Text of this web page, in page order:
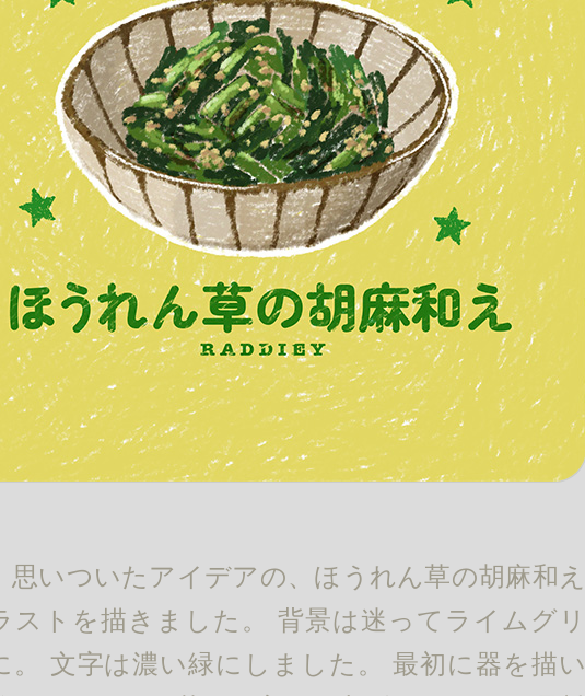
思いついたアイデアの、ほうれん草の胡麻和え
ストを描きました。 背景は迷ってライムグリ
。 文字は濃い緑にしました。 最初に器を描い